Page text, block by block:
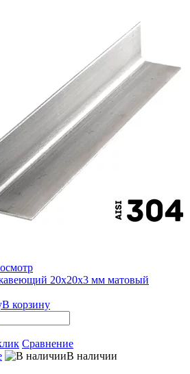
20х20х3 мм матовый
В корзину
Сравнение
В наличии